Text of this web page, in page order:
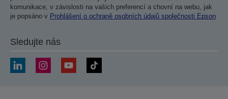
komunikace, v závislosti na vašich preferencí a chovní na webu, jak
je popsáno v Prohlášení o ochraně osobních údajů společnosti Epson
Sledujte nás